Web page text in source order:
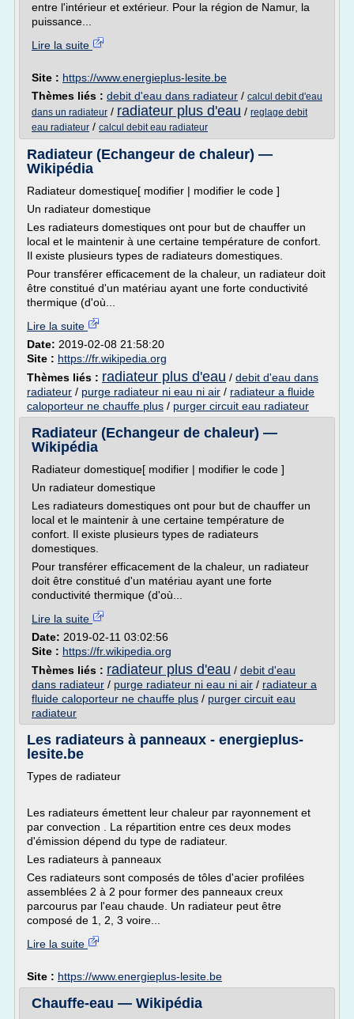
entre l'intérieur et extérieur. Pour la région de Namur, la
puissance...
Lire la suite
Site : https://www.energieplus-lesite.be
Thèmes liés : debit d'eau dans radiateur / calcul debit d'eau
dans un radiateur / radiateur plus d'eau / reglage debit
eau radiateur / calcul debit eau radiateur
Radiateur (Echangeur de chaleur) —
Wikipédia
Radiateur domestique[ modifier | modifier le code ]
Un radiateur domestique
Les radiateurs domestiques ont pour but de chauffer un
local et le maintenir à une certaine température de confort.
Il existe plusieurs types de radiateurs domestiques.
Pour transférer efficacement de la chaleur, un radiateur doit
être constitué d'un matériau ayant une forte conductivité
thermique (d'où...
Lire la suite
Date: 2019-02-08 21:58:20
Site : https://fr.wikipedia.org
Thèmes liés : radiateur plus d'eau / debit d'eau dans
radiateur / purge radiateur ni eau ni air / radiateur a fluide
caloporteur ne chauffe plus / purger circuit eau radiateur
Radiateur (Echangeur de chaleur) —
Wikipédia
Radiateur domestique[ modifier | modifier le code ]
Un radiateur domestique
Les radiateurs domestiques ont pour but de chauffer un
local et le maintenir à une certaine température de
confort. Il existe plusieurs types de radiateurs
domestiques.
Pour transférer efficacement de la chaleur, un radiateur
doit être constitué d'un matériau ayant une forte
conductivité thermique (d'où...
Lire la suite
Date: 2019-02-11 03:02:56
Site : https://fr.wikipedia.org
Thèmes liés : radiateur plus d'eau / debit d'eau
dans radiateur / purge radiateur ni eau ni air / radiateur a
fluide caloporteur ne chauffe plus / purger circuit eau
radiateur
Les radiateurs à panneaux - energieplus-
lesite.be
Types de radiateur
Les radiateurs émettent leur chaleur par rayonnement et
par convection . La répartition entre ces deux modes
d'émission dépend du type de radiateur.
Les radiateurs à panneaux
Ces radiateurs sont composés de tôles d'acier profilées
assemblées 2 à 2 pour former des panneaux creux
parcourus par l'eau chaude. Un radiateur peut être
composé de 1, 2, 3 voire...
Lire la suite
Site : https://www.energieplus-lesite.be
Chauffe-eau — Wikipédia